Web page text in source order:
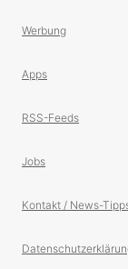
Werbung
Apps
RSS-Feeds
Jobs
Kontakt / News-